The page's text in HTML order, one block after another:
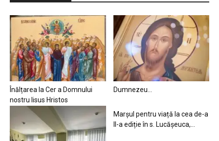
Înălțarea la Cer a Domnului
nostru Iisus Hristos
Dumnezeu…
Marșul pentru viață la cea de-a
II-a ediție în s. Lucășeuca,...